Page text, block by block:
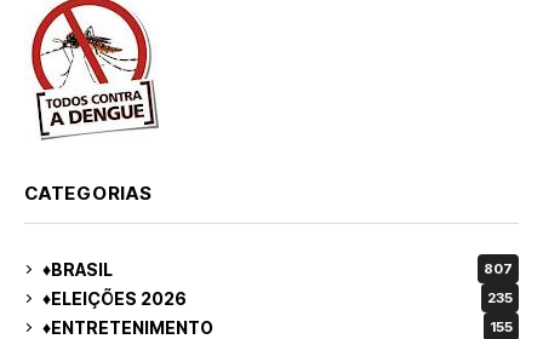
CATEGORIAS
♦BRASIL 807
♦ELEIÇÕES 2026 235
♦ENTRETENIMENTO 155